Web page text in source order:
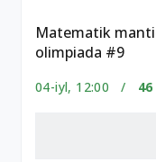
Matematik
olimpiada #9
04-iyl, 12:00 / 46